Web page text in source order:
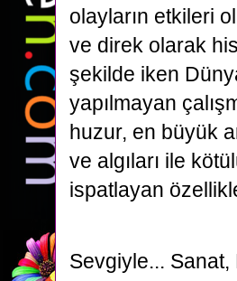
olayların etkileri
ve direk olarak
şekilde iken
yapılmayan
huzur, en büyük
ve algıları ile
ispatlayan
Sevgiyle... Sanat,